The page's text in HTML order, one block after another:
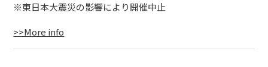
※東日本大震災の影響により開催中止
>>More info